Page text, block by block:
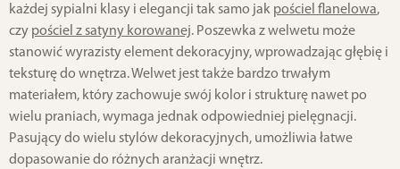
każdej sypialni klasy i elegancji tak samo jak pościel flanelowa,
czy pościel z satyny korowanej. Poszewka z welwetu może
stanowić wyrazisty element dekoracyjny, wprowadzając głębię i
teksturę do wnętrza. Welwet jest także bardzo trwałym
materiałem, który zachowuje swój kolor i strukturę nawet po
wielu praniach, wymaga jednak odpowiedniej pielęgnacji.
Pasujący do wielu stylów dekoracyjnych, umożliwia łatwe
dopasowanie do różnych aranżacji wnętrz.